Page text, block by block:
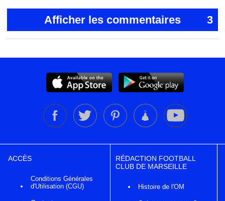
Afficher les commentaires 3
ACCÈS
Conditions Générales
d'Utilisation (CGU)
RÉDACTION FOOTBALL
CLUB DE MARSEILLE
Histoire de l'OM